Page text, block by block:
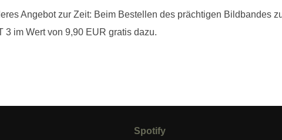
Angebot zur Zeit: Beim Bestellen des prächtigen Bildbandes
3 im Wert von 9,90 EUR gratis dazu.
Spotify